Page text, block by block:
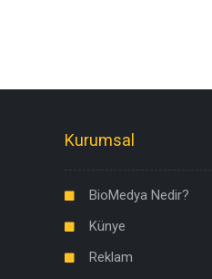
Kurumsal
BioMedya Nedir?
Künye
Reklam